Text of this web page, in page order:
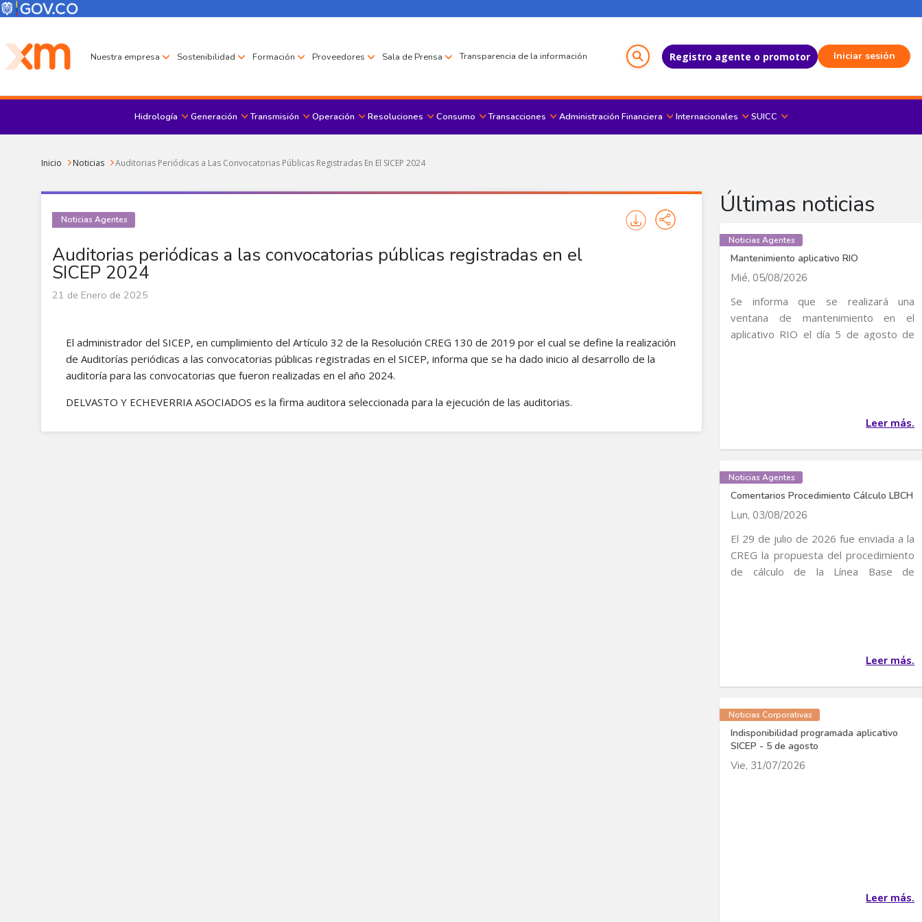
Pasar al contenido principal
Menú Corporativo
Menú de encabezado
Nuestra empresa Sostenibilidad Formación Proveedores Sala de Prensa Transparencia de la información Registro agente o promotor Iniciar sesión
Menu principal
Hidrología Generación Transmisión Operación Resoluciones Consumo Transacciones Administración Financiera Internacionales SUICC
Sobrescribir enlaces de ayuda a la navegación
Inicio Noticias Auditorias Periódicas a Las Convocatorias Públicas Registradas En El SICEP 2024
Auditorias periódicas a las convocatorias públicas registradas en el
SICEP 2024
Noticias Agentes
21 de Enero de 2025
El administrador del SICEP, en cumplimiento del Artículo 32 de la Resolución CREG 130 de 2019 por el cual se define la realización
de Auditorías periódicas a las convocatorias públicas registradas en el SICEP, informa que se ha dado inicio al desarrollo de la
auditoría para las convocatorias que fueron realizadas en el año 2024.
DELVASTO Y ECHEVERRIA ASOCIADOS es la firma auditora seleccionada para la ejecución de las auditorias.
Últimas noticias
Noticias Agentes
Mantenimiento aplicativo RIO
Mié, 05/08/2026
Se informa que se realizará una
ventana de mantenimiento en el
aplicativo RIO el día 5 de agosto de
Leer más.
Noticias Agentes
Comentarios Procedimiento Cálculo LBCH
Lun, 03/08/2026
El 29 de julio de 2026 fue enviada a la
CREG la propuesta del procedimiento
de cálculo de la Línea Base de
Leer más.
Noticias Corporativas
Indisponibilidad programada aplicativo
SICEP - 5 de agosto
Vie, 31/07/2026
Leer más.